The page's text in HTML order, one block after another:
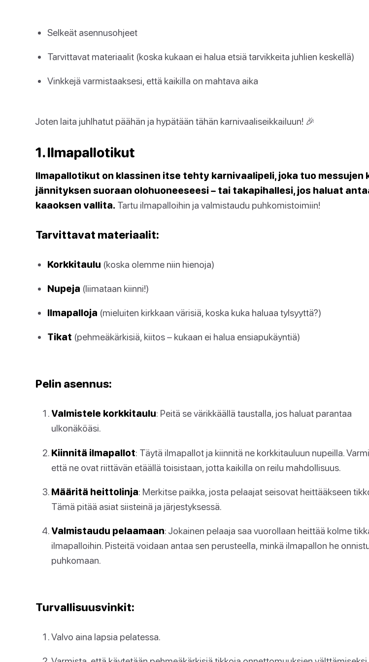
Selkeät asennusohjeet
Tarvittavat materiaalit (koska kukaan ei halua etsiä tarvikkeita juhlien keskellä)
Vinkkejä varmistaaksesi, että kaikilla on mahtava aika
Joten laita juhlhatut päähän ja hypätään tähän karnivaaliseikkailuun! 🎉
1. Ilmapallotikut
Ilmapallotikut on klassinen itse tehty karnivaalipeli, joka tuo messujen
jännityksen suoraan olohuoneeseesi – tai takapihallesi, jos haluat
kaaoksen vallita. Tartu ilmapalloihin ja valmistaudu puhkomistoimiin!
Tarvittavat materiaalit:
Korkkitaulu (koska olemme niin hienoja)
Nupeja (liimataan kiinni!)
Ilmapalloja (mieluiten kirkkaan värisiä, koska kuka haluaa tylsyyttä?)
Tikat (pehmeäkärkisiä, kiitos – kukaan ei halua ensiapukäyntiä)
Pelin asennus:
Valmistele korkkitaulu: Peitä se värikkäällä taustalla, jos haluat parantaa
ulkonäköäsi.
Kiinnitä ilmapallot: Täytä ilmapallot ja kiinnitä ne korkkitauluun nupeilla.
että ne ovat riittävän etäällä toisistaan, jotta kaikilla on reilu mahdollisuus.
Määritä heittolinja: Merkitse paikka, josta pelaajat seisovat heittääkseen
Tämä pitää asiat siisteinä ja järjestyksessä.
Valmistaudu pelaamaan: Jokainen pelaaja saa vuorollaan heittää kolme
ilmapalloihin. Pisteitä voidaan antaa sen perusteella, minkä ilmapallon he
puhkomaan.
Turvallisuusvinkit:
Valvo aina lapsia pelatessa.